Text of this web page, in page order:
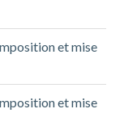
et mise
et mise